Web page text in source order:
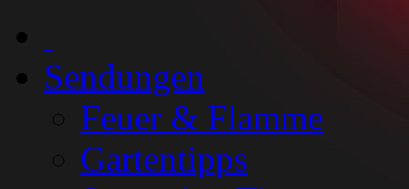
Sendungen
Feuer & Flamme
Gartentipps